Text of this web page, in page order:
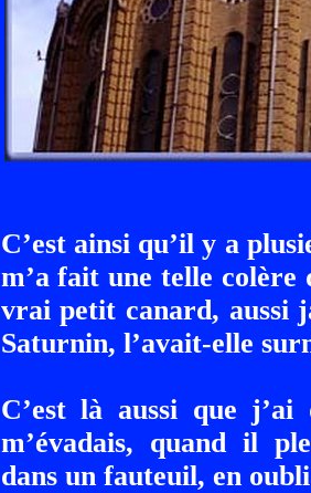
C’est ainsi qu’il y a
m’a fait une telle colère
vrai petit canard, aussi
Saturnin, l’avait-elle
C’est là aussi que
m’évadais, quand il
dans un fauteuil, en